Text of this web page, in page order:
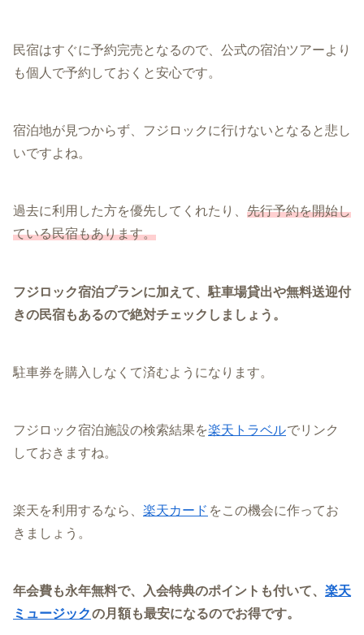
民宿はすぐに予約完売となるので、公式の宿泊ツアーより
も個人で予約しておくと安心です。
宿泊地が見つからず、フジロックに行けないとなると悲し
いですよね。
過去に利用した方を優先してくれたり、 先行予約を開始し
ている民宿もあります。
フジロック宿泊プランに加えて、駐車場貸出や無料送迎付
きの民宿もあるので絶対チェックしましょう。
駐車券を購入しなくて済むようになります。
フジロック宿泊施設の検索結果を楽天トラベルでリンク
しておきますね。
楽天を利用するなら、 楽天カード をこの機会に作ってお
きましょう。
年会費も永年無料で、入会特典のポイントも付いて、 楽天
ミュージックの月額も最安になるのでお得です。